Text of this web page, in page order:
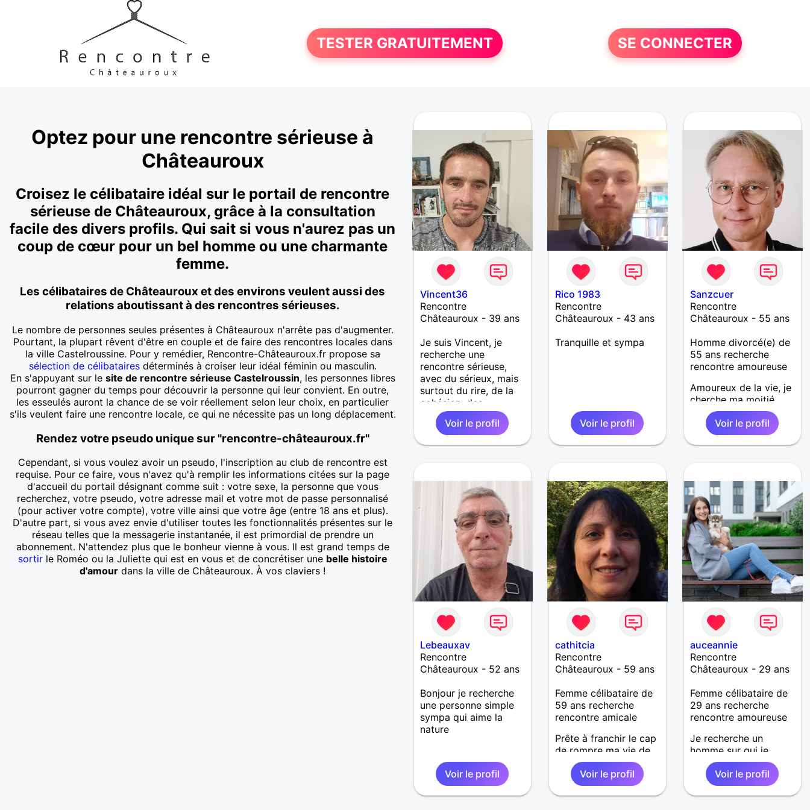
TESTER GRATUITEMENT SE CONNECTER
Optez pour une rencontre sérieuse à
Châteauroux
Croisez le célibataire idéal sur le portail de rencontre
sérieuse de Châteauroux, grâce à la consultation
facile des divers profils. Qui sait si vous n'aurez pas un
coup de cœur pour un bel homme ou une charmante
femme.
Les célibataires de Châteauroux et des environs veulent aussi des
relations aboutissant à des rencontres sérieuses.
Le nombre de personnes seules présentes à Châteauroux n'arrête pas d'augmenter.
Pourtant, la plupart rêvent d'être en couple et de faire des rencontres locales dans
la ville Castelroussine. Pour y remédier, Rencontre-Châteauroux.fr propose sa
sélection de célibatairesdéterminés à croiser leur idéal féminin ou masculin.
En s'appuyant sur le site de rencontre sérieuse Castelroussin, les personnes libres
pourront gagner du temps pour découvrir la personne qui leur convient. En outre,
les esseulés auront la chance de se voir réellement selon leur choix, en particulier
s'ils veulent faire une rencontre locale, ce qui ne nécessite pas un long déplacement.
Rendez votre pseudo unique sur "rencontre-châteauroux.fr"
Cependant, si vous voulez avoir un pseudo, l'inscription au club de rencontre est
requise. Pour ce faire, vous n'avez qu'à remplir les informations citées sur la page
d'accueil du portail désignant comme suit : votre sexe, la personne que vous
recherchez, votre pseudo, votre adresse mail et votre mot de passe personnalisé
(pour activer votre compte), votre ville ainsi que votre âge (entre 18 ans et plus).
D'autre part, si vous avez envie d'utiliser toutes les fonctionnalités présentes sur le
réseau telles que la messagerie instantanée, il est primordial de prendre un
abonnement. N'attendez plus que le bonheur vienne à vous. Il est grand temps de
sortirle Roméo ou la Juliette qui est en vous et de concrétiser une belle histoire
d'amour dans la ville de Châteauroux. À vos claviers !
Vincent36
Rencontre
Châteauroux - 39 ans
Je suis Vincent, je
recherche une
rencontre sérieuse,
avec du sérieux, mais
surtout du rire, de la
cohésion, des
sentiments... J'aime la
photo, la musique, que
je fais, j'aime les
faire une rencontre qui
je l'espère sera la
bonne.
Voir le profil
Rico 1983
Rencontre
Châteauroux - 43 ans
Tranquille et sympa
Voir le profil
Sanzcuer
Rencontre
Châteauroux - 55 ans
Homme divorcé(e) de
55 ans recherche
rencontre amoureuse
Amoureux de la vie, je
cherche ma moitié
pour partager de
beaux projets! J’aime
les voyages, l’imprévu,
les idées excentriques.
sensualité, la culture
et l’intelligence… Et
par expérience je
n’aime pas le
mensonge, l’infidélité,
et le manque de câlin!
A vos claviers!
Voir le profil
Lebeauxav
Rencontre
Châteauroux - 52 ans
Bonjour je recherche
une personne simple
sympa qui aime la
nature
Voir le profil
cathitcia
Rencontre
Châteauroux - 59 ans
Femme célibataire de
59 ans recherche
rencontre amicale
Prête à franchir le cap
de rompre ma vie de
solitaire qui cours
depuis de trop
nombreuses années.
Voir le profil
auceannie
Rencontre
Châteauroux - 29 ans
Femme célibataire de
29 ans recherche
rencontre amoureuse
Je recherche un
homme sur qui je
pourrais compter, qui
accepte que je soi là
pour lui, dans les bons
moments comme dans
Voir le profil